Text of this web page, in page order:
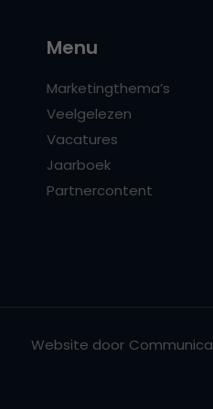
Menu
Marketingthema’s
Veelgelezen
Vacatures
Jaarboek
Partnercontent
Website door